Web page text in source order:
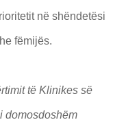
në shëndetësi
fëmijës.
të Klinikes së
domosdoshëm